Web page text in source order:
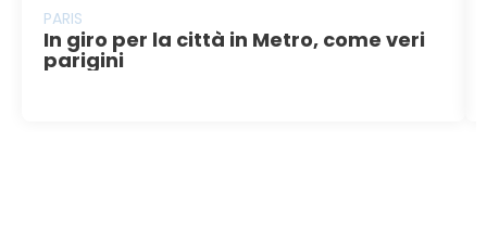
PARIS
In giro per la città in Metro, come veri
parigini